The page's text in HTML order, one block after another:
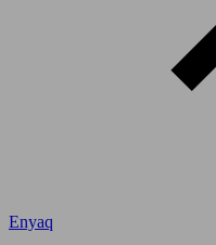
Enyaq